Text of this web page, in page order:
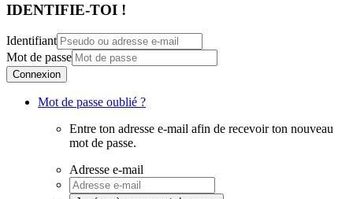
IDENTIFIE-TOI !
Identifiant
Mot de passe
Connexion
Mot de passe oublié ?
Entre ton adresse e-mail afin de recevoir ton nouveau
mot de passe.
Adresse e-mail